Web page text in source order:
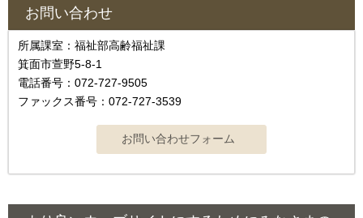
お問い合わせ
所属課室：福祉部高齢福祉課
箕面市萱野5-8-1
電話番号：072-727-9505
ファックス番号：072-727-3539